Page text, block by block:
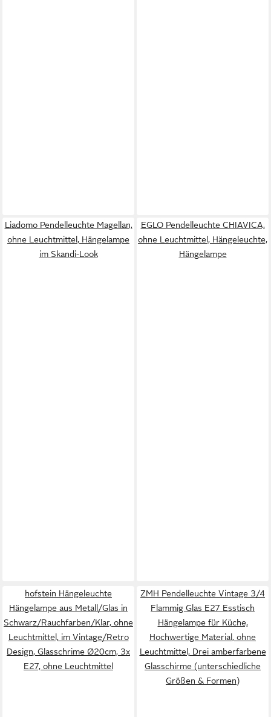
Liadomo Pendelleuchte Magellan,
ohne Leuchtmittel, Hängelampe
im Skandi-Look
EGLO Pendelleuchte CHIAVICA,
ohne Leuchtmittel, Hängeleuchte,
Hängelampe
hofstein Hängeleuchte
Hängelampe aus Metall/Glas in
Schwarz/Rauchfarben/Klar, ohne
Leuchtmittel, im Vintage/Retro
Design, Glasschrime Ø20cm, 3x
E27, ohne Leuchtmittel
ZMH Pendelleuchte Vintage 3/4
Flammig Glas E27 Esstisch
Hängelampe für Küche,
Hochwertige Material, ohne
Leuchtmittel, Drei amberfarbene
Glasschirme (unterschiedliche
Größen & Formen)